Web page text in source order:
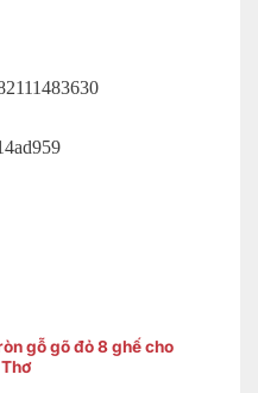
gỗ gõ đỏ 8 ghế cho